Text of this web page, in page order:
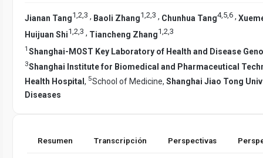
Jianan Tang1,2,3 , Baoli Zhang1,2,3 , Chunhua Tang4,5,6 ,
Huijuan Shi1 2 3 , Tiancheng Zhang1 2 3
1 Shanghai-MOST Key Laboratory of Health and Disease
3Shanghai Institute for Biomedical and Pharmaceutical
Health Hospital , 5School of Medicine, Shanghai Jiao Tong
Diseases
Resumen Transcripción Perspectivas